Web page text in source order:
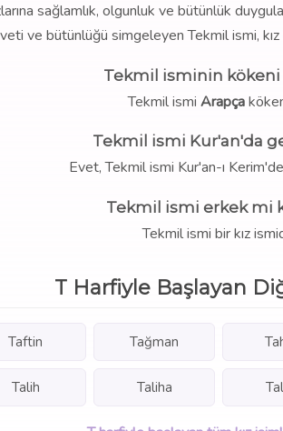
sağlamlık, olgunluk ve bütünlük
ve bütünlüğü simgeleyen Tekmil ismi,
Tekmil isminin kökeni
Tekmil ismi Arapça
Tekmil ismi Kur'an'da
Evet, Tekmil ismi Kur'an-ı
Tekmil ismi erkek mi
Tekmil ismi bir kız
T Harfiyle Başlayan
Taftin Tağman
Talih Taliha